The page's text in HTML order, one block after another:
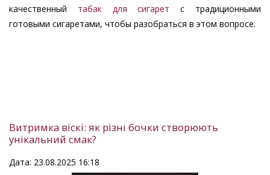
качественный
табак для сигарет с традиционными
готовыми сигаретами, чтобы разобраться в этом вопросе.
Витримка віскі: як різні бочки створюють
унікальний смак?
Дата: 23.08.2025 16:18